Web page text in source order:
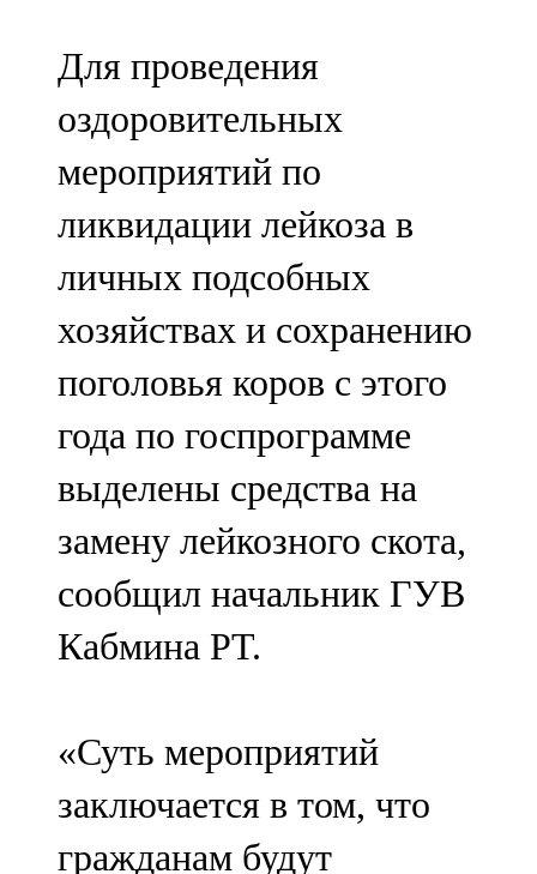
Для проведения
оздоровительных
мероприятий по
ликвидации лейкоза в
личных подсобных
хозяйствах и сохранению
поголовья коров с этого
года по госпрограмме
выделены средства на
замену лейкозного скота,
сообщил начальник ГУВ
Кабмина РТ.
«Суть мероприятий
заключается в том, что
гражданам будут